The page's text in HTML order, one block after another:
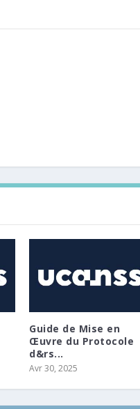
Guide de Mise en
Œuvre du Protocole
d&rs...
Avr 30, 2025